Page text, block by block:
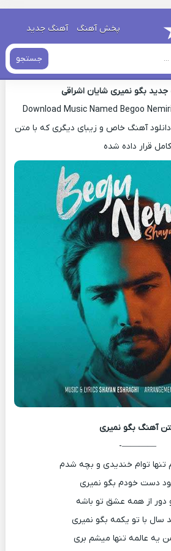
پخش آهنگ آهنگ جدید
جستجو نمیری جدید
جدید بگو نمیری شایان اشراقی
Download Music Named Begoo
آهنگ خاص و زیبای دیگری که با متن
کامل قرار داده شده
آهنگ بگو نمیری
————-
تنها توام خندیدی و بچه شدم
دست خودم بگو نمیری
و دور از همه عشق تو باشه
با تو یکمه بگو نمیری
یه عالمه تنها میشم بری